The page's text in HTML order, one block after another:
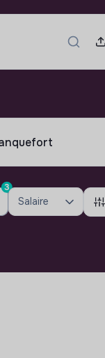
3
Salaire